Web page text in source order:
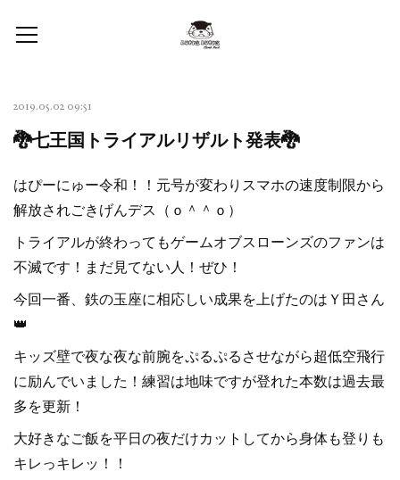
2019.05.02 09:51
🐉七王国トライアルリザルト発表🐉
はぴーにゅー令和！！元号が変わりスマホの速度制限から
解放されごきげんデス（ｏ＾＾ｏ）
トライアルが終わってもゲームオブスローンズのファンは
不滅です！まだ見てない人！ぜひ！
今回一番、鉄の玉座に相応しい成果を上げたのはＹ田さん
👑
キッズ壁で夜な夜な前腕をぷるぷるさせながら超低空飛行
に励んでいました！練習は地味ですが登れた本数は過去最
多を更新！
大好きなご飯を平日の夜だけカットしてから身体も登りも
キレっキレッ！！